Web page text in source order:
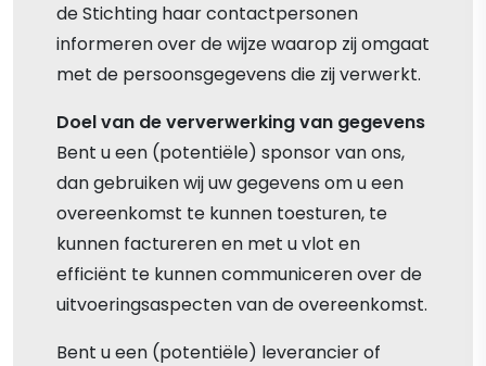
de Stichting haar contactpersonen
informeren over de wijze waarop zij omgaat
met de persoonsgegevens die zij verwerkt.
Doel van de ververwerking van gegevens
Bent u een (potentiële) sponsor van ons,
dan gebruiken wij uw gegevens om u een
overeenkomst te kunnen toesturen, te
kunnen factureren en met u vlot en
efficiënt te kunnen communiceren over de
uitvoeringsaspecten van de overeenkomst.
Bent u een (potentiële) leverancier of